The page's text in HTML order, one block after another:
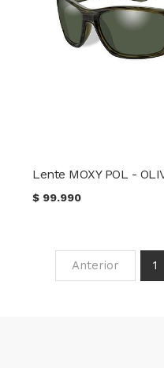
$ 99.990
Anterior 1